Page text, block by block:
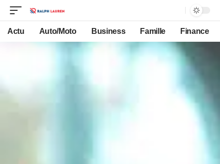
Actu Auto/Moto Business Famille Finance